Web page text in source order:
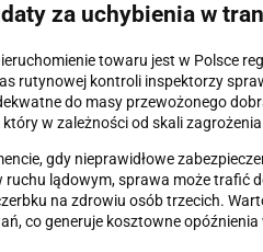
za uchybienia w
towaru jest w Polsce
rutynowej kontroli inspektorzy
do masy przewożonego
w zależności od skali
gdy nieprawidłowe
lądowym, sprawa może trafić
na zdrowiu osób trzecich.
co generuje kosztowne opóźnienia